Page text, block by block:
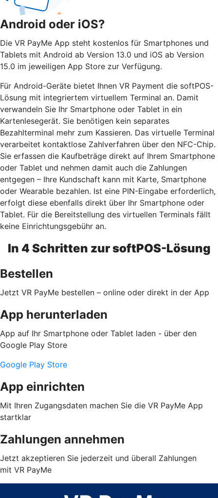
Android oder iOS?
Die VR PayMe App steht kostenlos für Smartphones und
Tablets mit Android ab Version 13.0 und iOS ab Version
15.0 im jeweiligen App Store zur Verfügung.
Für Android-Geräte bietet Ihnen VR Payment die softPOS-
Lösung mit integriertem virtuellem Terminal an. Damit
verwandeln Sie Ihr Smartphone oder Tablet in ein
Kartenlesegerät. Sie benötigen kein separates
Bezahlterminal mehr zum Kassieren. Das virtuelle Terminal
verarbeitet kontaktlose Zahlverfahren über den NFC-Chip.
Sie erfassen die Kaufbeträge direkt auf Ihrem Smartphone
oder Tablet und nehmen damit auch die Zahlungen
entgegen – Ihre Kundschaft kann mit Karte, Smartphone
oder Wearable bezahlen. Ist eine PIN-Eingabe erforderlich,
erfolgt diese ebenfalls direkt über Ihr Smartphone oder
Tablet. Für die Bereitstellung des virtuellen Terminals fällt
keine Einrichtungsgebühr an.
In 4 Schritten zur softPOS-Lösung
Bestellen
Jetzt VR PayMe bestellen – online oder direkt in der App
App herunterladen
App auf Ihr Smartphone oder Tablet laden - über den
Google Play Store
Google Play Store
App einrichten
Mit Ihren Zugangsdaten machen Sie die VR PayMe App
startklar
Zahlungen annehmen
Jetzt akzeptieren Sie jederzeit und überall Zahlungen
mit VR PayMe